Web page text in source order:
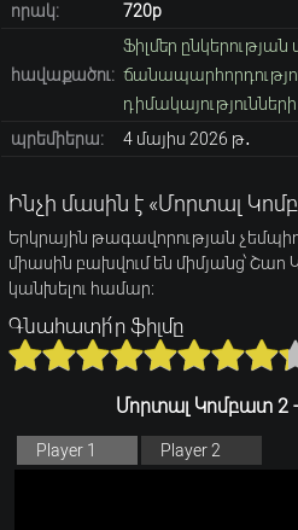
որակ:
720p
հավաքածու:
Ֆիլմեր ընկերության
պրեմիերա:
4 մայիս 2026 թ․
Ինչի մասին է «Մորտալ
Երկրային թագավորության
միասին բախվում են միմյանց՝ Շաո
կանխելու համար։
Գնահատի՛ր ֆիլմը
Մորտալ Կոմբատ 2 -
Player 1 Player 2